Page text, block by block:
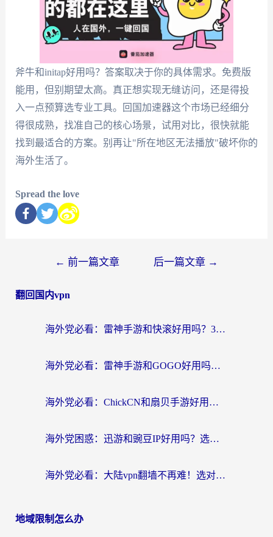
斧牛和initap好用吗？答案取决于你的具体需求。免费版
能用，但别期望太高。真正想实现无缝访问，还是得投
入一点预算选专业工具。回国加速器这个市场已经细分
得很成熟，找准自己的核心场景，试用对比，很快就能
找到最适合的方案。别再让"所在地区无法播放"破坏你的
海外生活了。
Spread the love
← 前一篇文章 后一篇文章 →
翻回国内vpn
海外党必看：雷神手游和快滚好用吗？3步选对回国加速器无缝刷国内资源
海外党必看：雷神手游和GOGO好用吗？3步选对回国加速器，无缝刷剧玩原神
海外党必看：ChickCN和扇贝手游好用吗？3步选对回国加速器无缝刷国内资源
海外党困惑：迅游和豌豆IP好用吗？选对回国加速器，刷剧游戏再也不卡
海外党必看：大陆vpn翻墙不再难！选对加速器，无缝刷国内资源
地域限制怎么办